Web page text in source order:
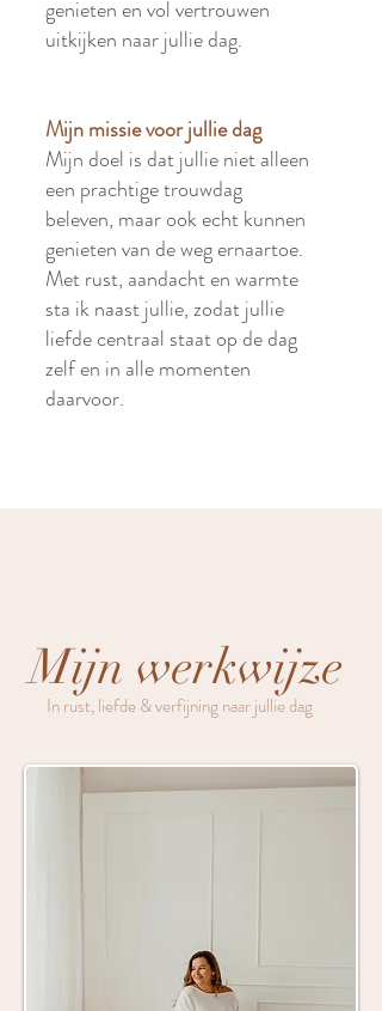
genieten en vol vertrouwen
uitkijken naar jullie dag.
Mijn missie voor jullie dag
Mijn doel is dat jullie niet alleen
een prachtige trouwdag
beleven, maar ook echt kunnen
genieten van de weg ernaartoe.
Met rust, aandacht en warmte
sta ik naast jullie, zodat jullie
liefde centraal staat op de dag
zelf en in alle momenten
daarvoor.
Mijn werkwijze
In rust, liefde & verfijning naar jullie dag